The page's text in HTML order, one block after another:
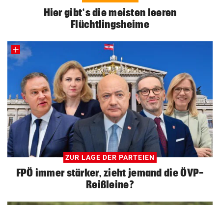
Hier gibt‘s die meisten leeren
Flüchtlingsheime
ZUR LAGE DER PARTEIEN
FPÖ immer stärker, zieht jemand die ÖVP-
Reißleine?